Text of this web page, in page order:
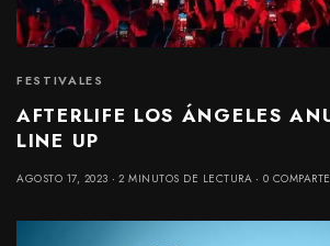
FESTIVALES
AFTERLIFE LOS ÁNGELES
LINE UP
AGOSTO 17, 2023 2 MINUTOS DE LECTURA 0 COMPARTE